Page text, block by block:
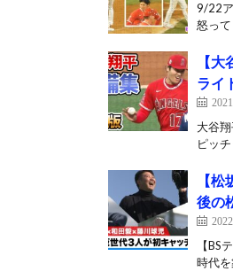
9/22
怒っ
【
ライ
大谷
ピッ
【
後の
【BS
時代